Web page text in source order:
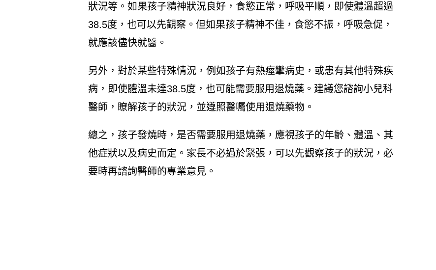
狀況等。如果孩子精神狀況良好，食慾正常，呼吸平順，即使體溫超過
38.5度，也可以先觀察。但如果孩子精神不佳，食慾不振，呼吸急促，
就應該儘快就醫。
另外，對於某些特殊情況，例如孩子有熱痙攣病史，或患有其他特殊疾
病，即使體溫未達38.5度，也可能需要服用退燒藥。建議您諮詢小兒科
醫師，瞭解孩子的狀況，並遵照醫囑使用退燒藥物。
總之，孩子發燒時，是否需要服用退燒藥，應視孩子的年齡、體溫、其
他症狀以及病史而定。家長不必過於緊張，可以先觀察孩子的狀況，必
要時再諮詢醫師的專業意見。